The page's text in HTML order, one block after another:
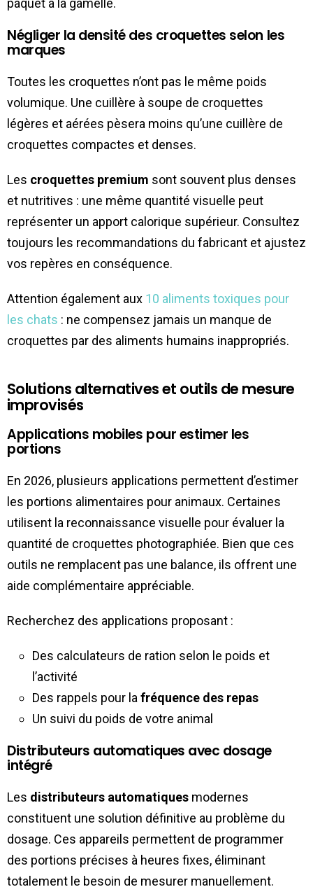
Négliger la densité des croquettes selon les
marques
Toutes les croquettes n’ont pas le même poids
volumique. Une cuillère à soupe de croquettes
légères et aérées pèsera moins qu’une cuillère de
croquettes compactes et denses.
Les croquettes premium sont souvent plus denses
et nutritives : une même quantité visuelle peut
représenter un apport calorique supérieur. Consultez
toujours les recommandations du fabricant et ajustez
vos repères en conséquence.
Attention également aux 10 aliments toxiques pour
les chats : ne compensez jamais un manque de
croquettes par des aliments humains inappropriés.
Solutions alternatives et outils de mesure
improvisés
Applications mobiles pour estimer les
portions
En 2026, plusieurs applications permettent d’estimer
les portions alimentaires pour animaux. Certaines
utilisent la reconnaissance visuelle pour évaluer la
quantité de croquettes photographiée. Bien que ces
outils ne remplacent pas une balance, ils offrent une
aide complémentaire appréciable.
Recherchez des applications proposant :
Des calculateurs de ration selon le poids et
l’activité
Des rappels pour la fréquence des repas
Un suivi du poids de votre animal
Distributeurs automatiques avec dosage
intégré
Les distributeurs automatiques modernes
constituent une solution définitive au problème du
dosage. Ces appareils permettent de programmer
des portions précises à heures fixes, éliminant
totalement le besoin de mesurer manuellement.